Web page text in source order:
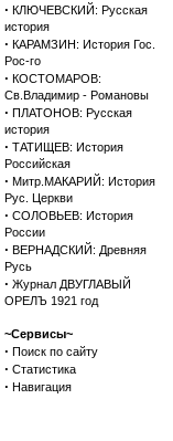
· КЛЮЧЕВСКИЙ: Русская
история
· КАРАМЗИН: История Гос.
Рос-го
· КОСТОМАРОВ:
Св.Владимир - Романовы
· ПЛАТОНОВ: Русская
история
· ТАТИЩЕВ: История
Российская
· Митр.МАКАРИЙ: История
Рус. Церкви
· СОЛОВЬЕВ: История
России
· ВЕРНАДСКИЙ: Древняя
Русь
· Журнал ДВУГЛАВЫЙ
ОРЕЛЪ 1921 год
~Сервисы~
· Поиск по сайту
· Статистика
· Навигация